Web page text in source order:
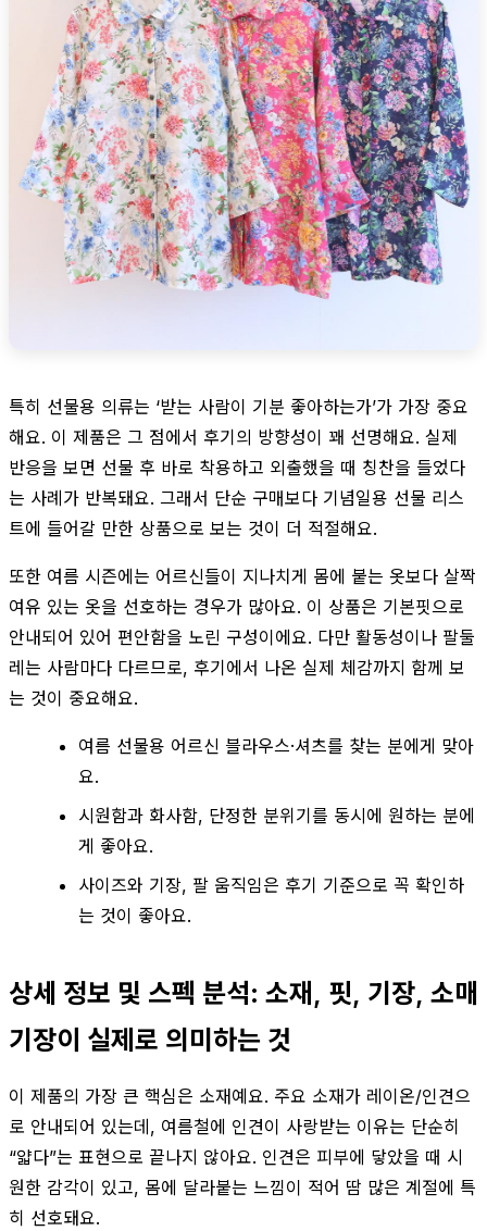
특히 선물용 의류는 ‘받는 사람이 기분 좋아하는가’가 가장 중요
해요. 이 제품은 그 점에서 후기의 방향성이 꽤 선명해요. 실제
반응을 보면 선물 후 바로 착용하고 외출했을 때 칭찬을 들었다
는 사례가 반복돼요. 그래서 단순 구매보다 기념일용 선물 리스
트에 들어갈 만한 상품으로 보는 것이 더 적절해요.
또한 여름 시즌에는 어르신들이 지나치게 몸에 붙는 옷보다 살짝
여유 있는 옷을 선호하는 경우가 많아요. 이 상품은 기본핏으로
안내되어 있어 편안함을 노린 구성이에요. 다만 활동성이나 팔둘
레는 사람마다 다르므로, 후기에서 나온 실제 체감까지 함께 보
는 것이 중요해요.
여름 선물용 어르신 블라우스·셔츠를 찾는 분에게 맞아
요.
시원함과 화사함, 단정한 분위기를 동시에 원하는 분에
게 좋아요.
사이즈와 기장, 팔 움직임은 후기 기준으로 꼭 확인하
는 것이 좋아요.
상세 정보 및 스펙 분석: 소재, 핏, 기장, 소매
기장이 실제로 의미하는 것
이 제품의 가장 큰 핵심은 소재예요. 주요 소재가 레이온/인견으
로 안내되어 있는데, 여름철에 인견이 사랑받는 이유는 단순히
“얇다”는 표현으로 끝나지 않아요. 인견은 피부에 닿았을 때 시
원한 감각이 있고, 몸에 달라붙는 느낌이 적어 땀 많은 계절에 특
히 선호돼요.